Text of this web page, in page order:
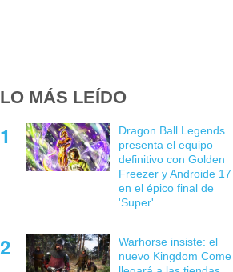
LO MÁS LEÍDO
Dragon Ball Legends
presenta el equipo
definitivo con Golden
Freezer y Androide 17
en el épico final de
'Super'
Warhorse insiste: el
nuevo Kingdom Come